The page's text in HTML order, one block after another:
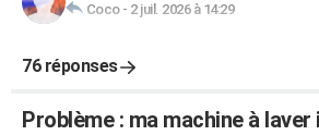
Coco- 2 juil. 2026 à 14:29
76 réponses
Problème : ma machine à